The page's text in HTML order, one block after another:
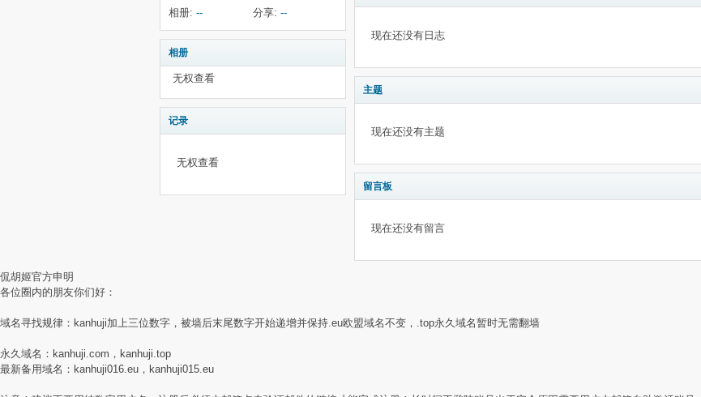
相册: -- 分享: --
相册
无权查看
记录
无权查看
现在还没有日志
主题
现在还没有主题
留言板
现在还没有留言
侃胡姬官方申明
各位圈内的朋友你们好：
域名寻找规律：kanhuji加上三位数字，被墙后末尾数字开始递增并保持.eu欧盟域名不变，.top永久域名暂时无需翻墙
永久域名：kanhuji.com，kanhuji.top
最新备用域名：kanhuji016.eu，kanhuji015.eu